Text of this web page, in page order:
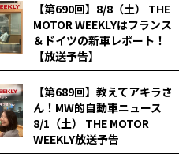
【第690回】8/8（土） THE
MOTOR WEEKLYはフランス
＆ドイツの新車レポート！
【放送予告】
【第689回】教えてアキラさ
ん！MW的自動車ニュース
8/1（土） THE MOTOR
WEEKLY放送予告